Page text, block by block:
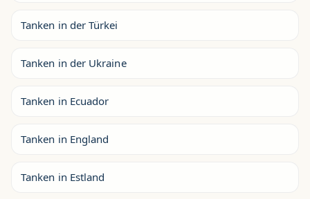
Tanken in der Türkei
Tanken in der Ukraine
Tanken in Ecuador
Tanken in England
Tanken in Estland